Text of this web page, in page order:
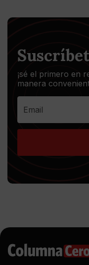
¡sé el primero en
manera